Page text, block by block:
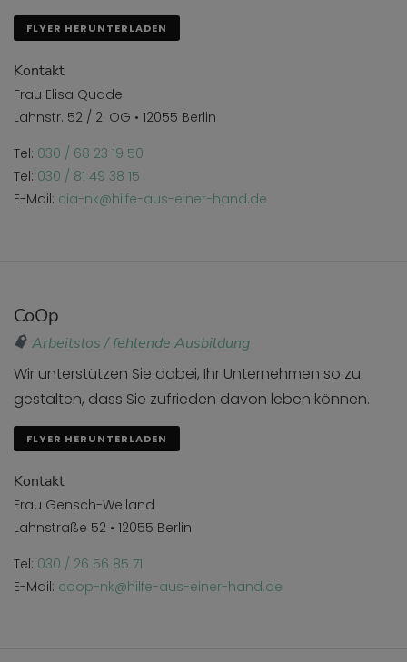
FLYER HERUNTERLADEN
Kontakt
Frau Elisa Quade
Lahnstr. 52 / 2. OG • 12055 Berlin
Tel: 030 / 68 23 19 50
Tel: 030 / 81 49 38 15
E-Mail: cia-nk@hilfe-aus-einer-hand.de
CoOp
Arbeitslos / fehlende Ausbildung
Wir unterstützen Sie dabei, Ihr Unternehmen so zu
gestalten, dass Sie zufrieden davon leben können.
FLYER HERUNTERLADEN
Kontakt
Frau Gensch-Weiland
Lahnstraße 52 • 12055 Berlin
Tel: 030 / 26 56 85 71
E-Mail: coop-nk@hilfe-aus-einer-hand.de